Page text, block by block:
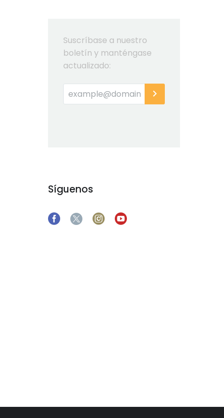
Suscríbase a nuestro
boletín y manténgase
actualizado:
Síguenos